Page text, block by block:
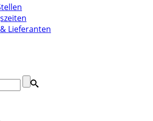
Lieferanten